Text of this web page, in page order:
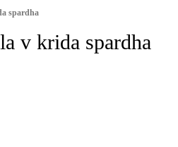
spardha
v krida spardha